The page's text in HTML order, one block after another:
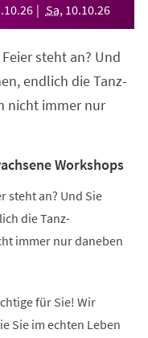
.10.26 Sa, 10.10.26
steht an? Und
endlich die Tanz-
nicht immer nur
Workshops
steht an? Und Sie
die Tanz-
immer nur daneben
für Sie! Wir
Sie im echten Leben